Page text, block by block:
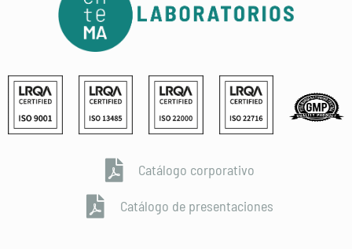
Catálogo corporativo
Catálogo de presentaciones